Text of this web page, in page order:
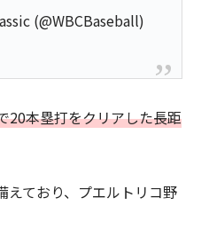
(@WBCBaseball)
20本塁打をクリアした長距
えており、プエルトリコ野